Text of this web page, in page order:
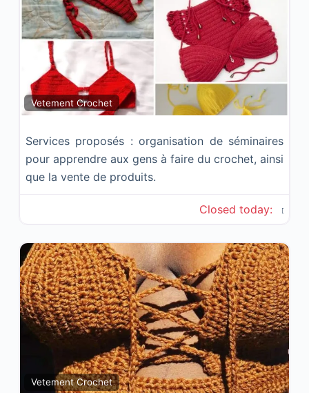
Vetement Crochet
Services proposés : organisation de séminaires
pour apprendre aux gens à faire du crochet, ainsi
que la vente de produits.
Closed today:
Vetement Crochet